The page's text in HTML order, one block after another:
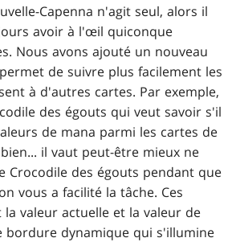
Capenna n'agit seul, alors il
avoir à l'œil quiconque
Nous avons ajouté un nouveau
de suivre plus facilement les
à d'autres cartes. Par exemple,
des égouts qui veut savoir s'il
de mana parmi les cartes de
il vaut peut-être mieux ne
Crocodile des égouts pendant que
vous a facilité la tâche. Ces
valeur actuelle et la valeur de
bordure dynamique qui s'illumine